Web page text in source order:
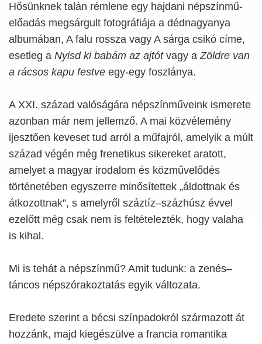
Hősünknek talán rémlene egy hajdani népszínmű-
előadás megsárgult fotográfiája a dédnagyanya
albumában, A falu rossza vagy A sárga csikó címe,
esetleg a Nyisd ki babám az ajtótvagy aZöldre van
a rácsos kapu festve egy-egy foszlánya.
A XXI. század valóságára népszínműveink ismerete
azonban már nem jellemző. A mai közvélemény
ijesztően keveset tud arról a műfajról, amelyik a múlt
század végén még frenetikus sikereket aratott,
amelyet a magyar irodalom és közművelődés
történetében egyszerre minősítettek „áldottnak és
átkozottnak”, s amelyről száztíz–százhúsz évvel
ezelőtt még csak nem is feltételezték, hogy valaha
is kihal.
Mi is tehát a népszínmű? Amit tudunk: a zenés–
táncos népszórakoztatás egyik változata.
Eredete szerint a bécsi színpadokról származott át
hozzánk, majd kiegészülve a francia romantika